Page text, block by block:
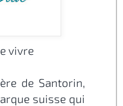
vivre
de Santorin,
suisse qui